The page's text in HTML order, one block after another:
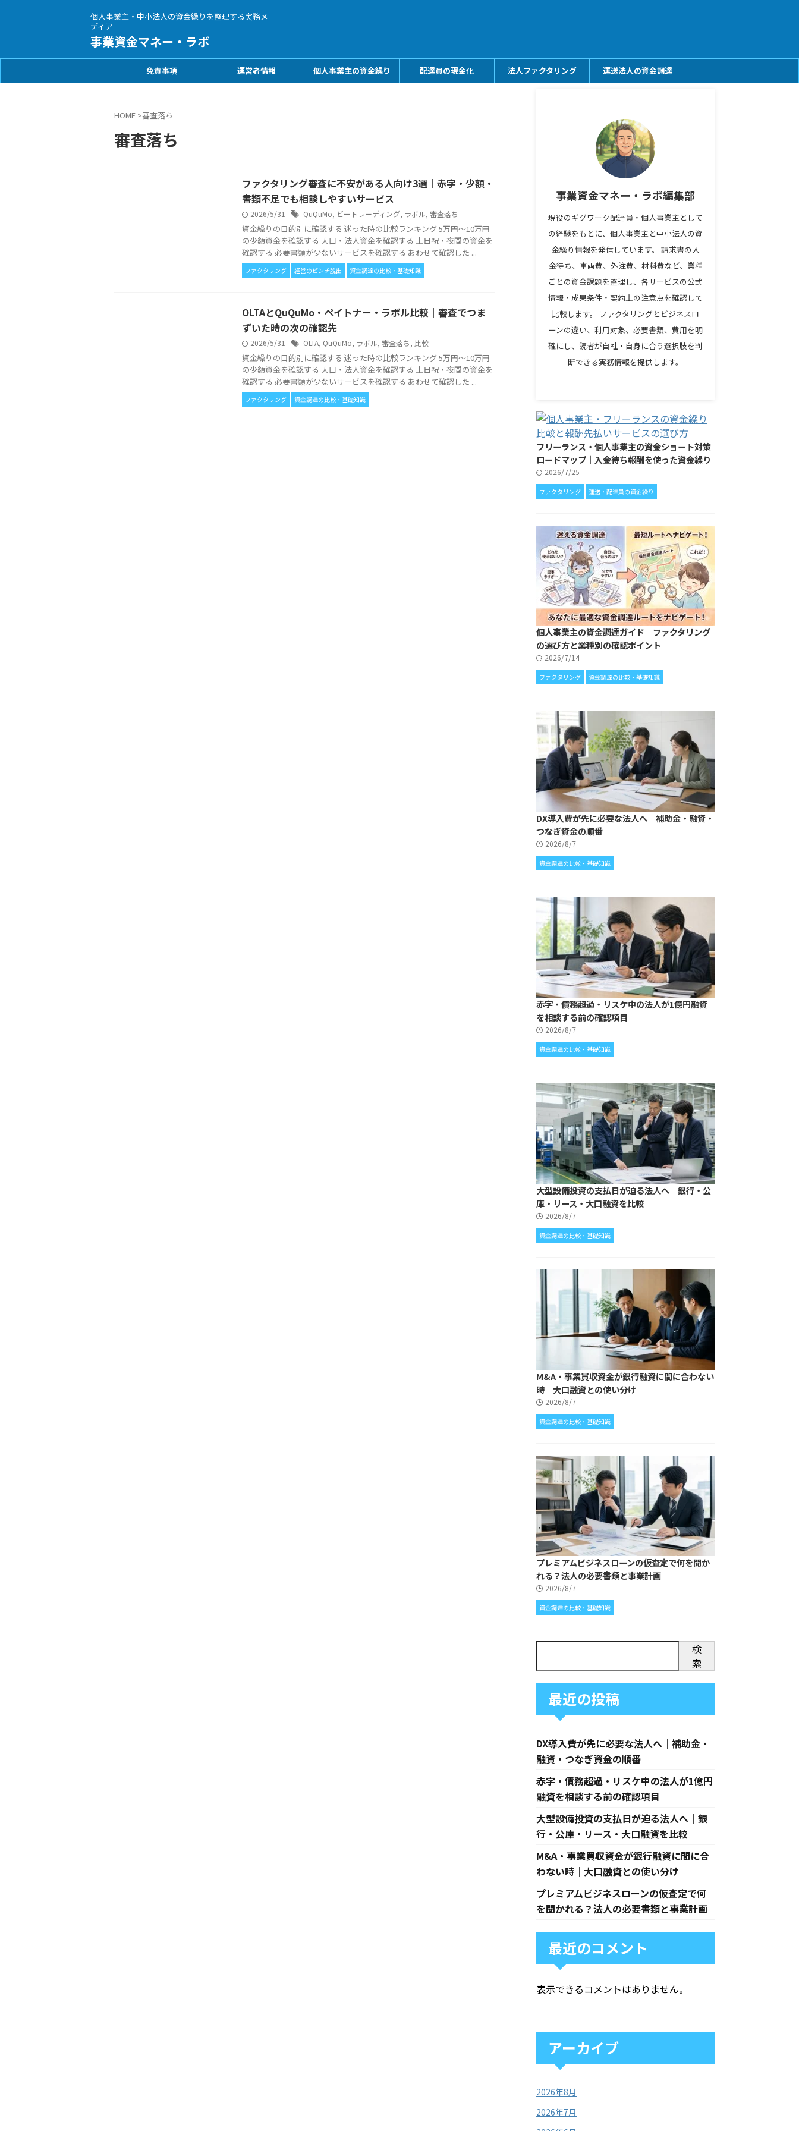
個人事業主・中小法人の資金繰りを整理する実務メ
ディア
事業資金マネー・ラボ
免責事項 運営者情報 個人事業主の資金繰り 配達員の現金化 法人ファクタリング 運送法人の資金調達
HOME >審査落ち
審査落ち
ファクタリング審査に不安がある人向け3選｜赤字・少額・
書類不足でも相談しやすいサービス
2026/5/31 QuQuMo, ビートレーディング, ラボル, 審査落ち
資金繰りの目的別に確認する 迷った時の比較ランキング 5万円〜10万円
の少額資金を確認する 大口・法人資金を確認する 土日祝・夜間の資金を
確認する 必要書類が少ないサービスを確認する あわせて確認した ...
ファクタリング 経営のピンチ脱出 資金調達の比較・基礎知識
OLTAとQuQuMo・ペイトナー・ラボル比較｜審査でつま
ずいた時の次の確認先
2026/5/31 OLTA, QuQuMo, ラボル, 審査落ち, 比較
資金繰りの目的別に確認する 迷った時の比較ランキング 5万円〜10万円
の少額資金を確認する 大口・法人資金を確認する 土日祝・夜間の資金を
確認する 必要書類が少ないサービスを確認する あわせて確認した ...
ファクタリング 資金調達の比較・基礎知識
事業資金マネー・ラボ編集部
現役のギグワーク配達員・個人事業主として
の経験をもとに、個人事業主と中小法人の資
金繰り情報を発信しています。 請求書の入
金待ち、車両費、外注費、材料費など、業種
ごとの資金課題を整理し、各サービスの公式
情報・成果条件・契約上の注意点を確認して
比較します。 ファクタリングとビジネスロ
ーンの違い、利用対象、必要書類、費用を明
確にし、読者が自社・自身に合う選択肢を判
断できる実務情報を提供します。
フリーランス・個人事業主の資金ショート対策
ロードマップ｜入金待ち報酬を使った資金繰り
2026/7/25
ファクタリング 運送・配達員の資金繰り
個人事業主の資金調達ガイド｜ファクタリング
の選び方と業種別の確認ポイント
2026/7/14
ファクタリング 資金調達の比較・基礎知識
DX導入費が先に必要な法人へ｜補助金・融資・
つなぎ資金の順番
2026/8/7
資金調達の比較・基礎知識
赤字・債務超過・リスケ中の法人が1億円融資
を相談する前の確認項目
2026/8/7
資金調達の比較・基礎知識
大型設備投資の支払日が迫る法人へ｜銀行・公
庫・リース・大口融資を比較
2026/8/7
資金調達の比較・基礎知識
M&A・事業買収資金が銀行融資に間に合わない
時｜大口融資との使い分け
2026/8/7
資金調達の比較・基礎知識
プレミアムビジネスローンの仮査定で何を聞か
れる？法人の必要書類と事業計画
2026/8/7
資金調達の比較・基礎知識
検
索
最近の投稿
DX導入費が先に必要な法人へ｜補助金・
融資・つなぎ資金の順番
赤字・債務超過・リスケ中の法人が1億円
融資を相談する前の確認項目
大型設備投資の支払日が迫る法人へ｜銀
行・公庫・リース・大口融資を比較
M&A・事業買収資金が銀行融資に間に合
わない時｜大口融資との使い分け
プレミアムビジネスローンの仮査定で何
を聞かれる？法人の必要書類と事業計画
最近のコメント
表示できるコメントはありません。
アーカイブ
2026年8月
2026年7月